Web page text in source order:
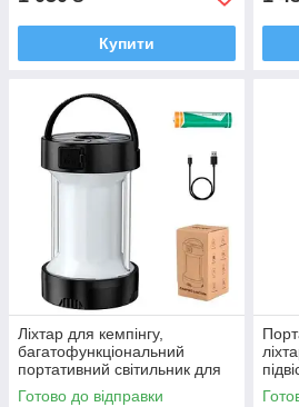
Купити
Ліхтар для кемпінгу,
багатофункціональний
портативний світильник для
дому, намету та ін. Чорний
Готово до відправки